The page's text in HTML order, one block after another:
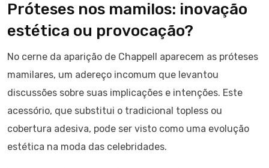
Próteses nos mamilos: inovação
estética ou provocação?
No cerne da aparição de Chappell aparecem as próteses
mamilares, um adereço incomum que levantou
discussões sobre suas implicações e intenções. Este
acessório, que substitui o tradicional topless ou
cobertura adesiva, pode ser visto como uma evolução
estética na moda das celebridades.